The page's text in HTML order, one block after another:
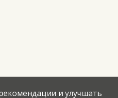
и улучшать